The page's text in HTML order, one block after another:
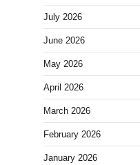
July 2026
June 2026
May 2026
April 2026
March 2026
February 2026
January 2026